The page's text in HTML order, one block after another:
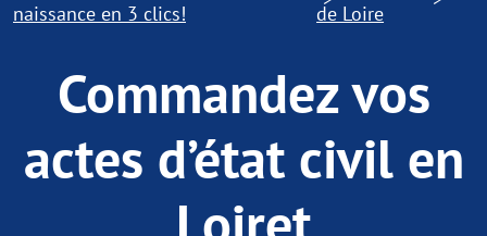
naissance en 3 clics!
de Loire
Commandez vos
actes d’état civil en